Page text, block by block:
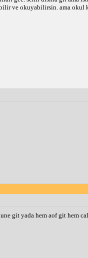
ve okuyabilirsin. ama
git yada hem aof git hem